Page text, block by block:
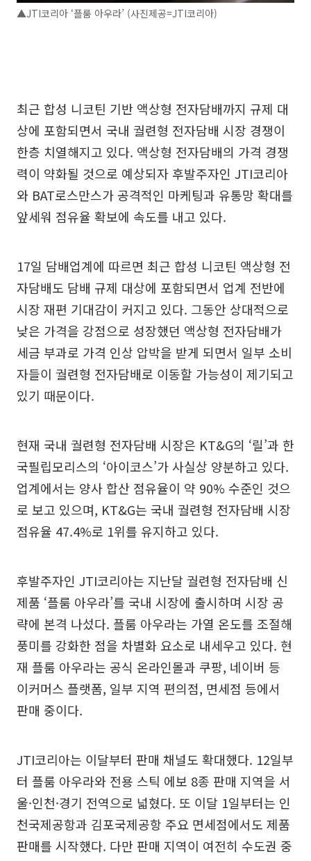
▲JTI코리아 ‘플룸 아우라’ (사진제공=JTI코리아)
최근 합성 니코틴 기반 액상형 전자담배까지 규제 대
상에 포함되면서 국내 궐련형 전자담배 시장 경쟁이
한층 치열해지고 있다. 액상형 전자담배의 가격 경쟁
력이 약화될 것으로 예상되자 후발주자인 JTI코리아
와 BAT로스만스가 공격적인 마케팅과 유통망 확대를
앞세워 점유율 확보에 속도를 내고 있다.
17일 담배업계에 따르면 최근 합성 니코틴 액상형 전
자담배도 담배 규제 대상에 포함되면서 업계 전반에
시장 재편 기대감이 커지고 있다. 그동안 상대적으로
낮은 가격을 강점으로 성장했던 액상형 전자담배가
세금 부과로 가격 인상 압박을 받게 되면서 일부 소비
자들이 궐련형 전자담배로 이동할 가능성이 제기되고
있기 때문이다.
현재 국내 궐련형 전자담배 시장은 KT&G의 ‘릴’과 한
국필립모리스의 ‘아이코스’가 사실상 양분하고 있다.
업계에서는 양사 합산 점유율이 약 90% 수준인 것으
로 보고 있으며, KT&G는 국내 궐련형 전자담배 시장
점유율 47.4%로 1위를 유지하고 있다.
후발주자인 JTI코리아는 지난달 궐련형 전자담배 신
제품 ‘플룸 아우라’를 국내 시장에 출시하며 시장 공
략에 본격 나섰다. 플룸 아우라는 가열 온도를 조절해
풍미를 강화한 점을 차별화 요소로 내세우고 있다. 현
재 플룸 아우라는 공식 온라인몰과 쿠팡, 네이버 등
이커머스 플랫폼, 일부 지역 편의점, 면세점 등에서
판매 중이다.
JTI코리아는 이달부터 판매 채널도 확대했다. 12일부
터 플룸 아우라와 전용 스틱 에보 8종 판매 지역을 서
울·인천·경기 전역으로 넓혔다. 또 이달 1일부터는 인
천국제공항과 김포국제공항 주요 면세점에서도 제품
판매를 시작했다. 다만 판매 지역이 여전히 수도권 중